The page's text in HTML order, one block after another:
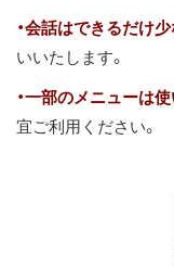
・会話はできるだけ
いいたします。
・一部のメニューは
宜ご利用ください。